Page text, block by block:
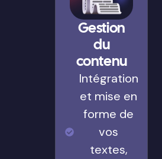
Gestion
du
contenu
Intégration
et mise en
forme de
vos
textes,